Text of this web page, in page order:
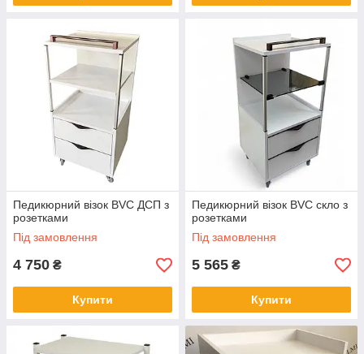
Педикюрний візок BVC ДСП з
розетками
Під замовлення
4 750 ₴
Купити
Педикюрний візок BVC скло з
розетками
Під замовлення
5 565 ₴
Купити